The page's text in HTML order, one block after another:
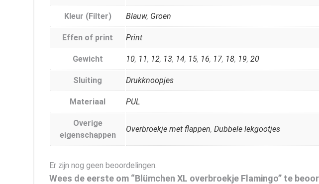
Kleur (Filter) Blauw, Groen
Effen of print Print
Gewicht 10, 11, 12, 13, 14, 15, 16, 17, 18, 19, 20
Sluiting Drukknoopjes
Materiaal PUL
Overige
eigenschappen
Overbroekje met flappen, Dubbele lekgootjes
Er zijn nog geen beoordelingen.
Wees de eerste om “Blümchen XL overbroekje Flamingo” te